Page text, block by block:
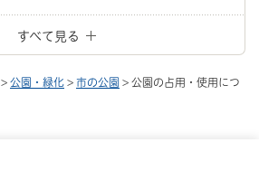
すべて見る
> 公園・緑化 > 市の公園 > 公園の占用・使用につ